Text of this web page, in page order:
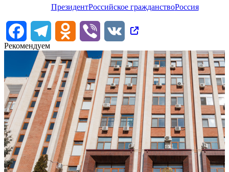
ПрезидентРоссийское гражданствоРоссия
FacebookTelegram Odnoklassniki
Viber
VK
Рекомендуем